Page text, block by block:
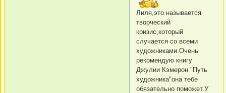
Лиля,это называется
творческий
кризис,который
случается со всеми
художниками.Очень
рекомендую книгу
Джулии Кэмерон "Путь
художника"она тебе
обязательно поможет.У